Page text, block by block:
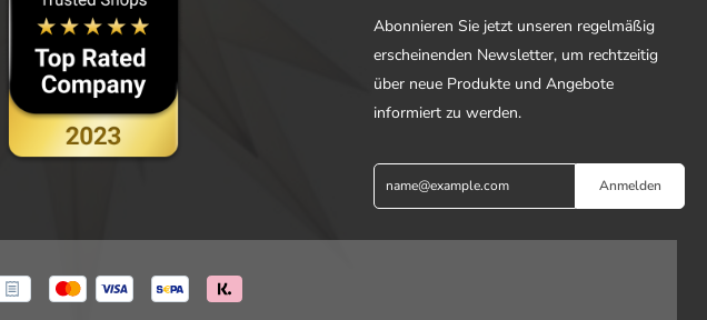
Abonnieren Sie jetzt unseren regelmäßig
erscheinenden Newsletter, um rechtzeitig
über neue Produkte und Angebote
informiert zu werden.
Anmelden